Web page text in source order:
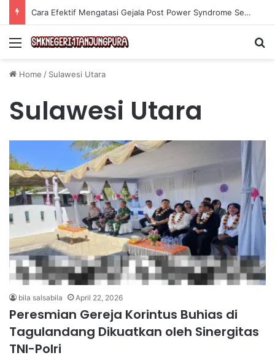
Cara Efektif Mengatasi Gejala Post Power Syndrome Setelah Pensiun Kerja
Menu
Home / Sulawesi Utara
Sulawesi Utara
bila salsabila April 22, 2026
Peresmian Gereja Korintus Buhias di
Tagulandang Dikuatkan oleh Sinergitas
TNI-Polri